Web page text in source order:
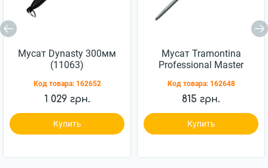
Мусат Dynasty 300мм
(11063)
Код товара: 162652
1 029 грн.
Купить
Мусат Tramontina
Professional Master
Код товара: 162648
815 грн.
Купить